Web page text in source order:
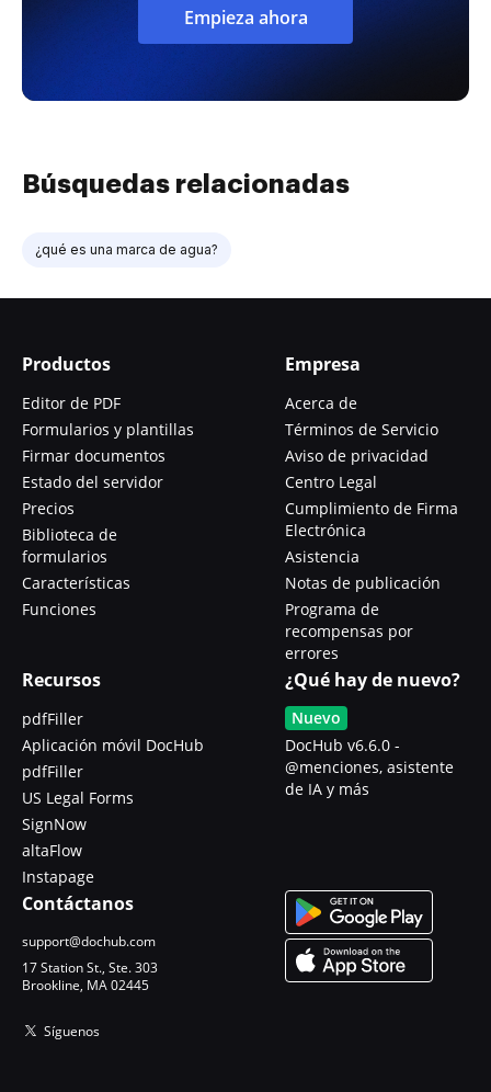
Empieza ahora
Búsquedas relacionadas
¿qué es una marca de agua?
Productos
Editor de PDF
Formularios y plantillas
Firmar documentos
Estado del servidor
Precios
Biblioteca de
formularios
Características
Funciones
Empresa
Acerca de
Términos de Servicio
Aviso de privacidad
Centro Legal
Cumplimiento de Firma
Electrónica
Asistencia
Notas de publicación
Programa de
recompensas por
errores
Recursos
pdfFiller
Aplicación móvil DocHub
pdfFiller
US Legal Forms
SignNow
altaFlow
Instapage
¿Qué hay de nuevo?
Nuevo
DocHub v6.6.0 -
@menciones, asistente
de IA y más
Contáctanos
support@dochub.com
17 Station St., Ste. 303
Brookline, MA 02445
Síguenos